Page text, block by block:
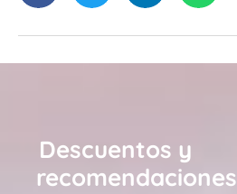
Descuentos y
recomendaciones